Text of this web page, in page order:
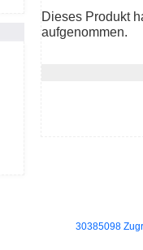
Dieses Produkt
aufgenommen.
30385098